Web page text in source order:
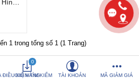
ĐIỀU KIỆN TÌM KIẾM
0
GIỎ HÀNG TÀI KHOẢN MÃ GIẢM GIÁ
1 trong tổng số 1 (1 Trang)